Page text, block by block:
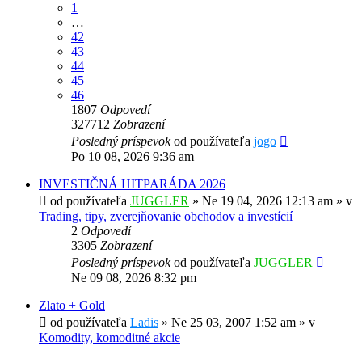
1
…
42
43
44
45
46
1807 Odpovedí
327712 Zobrazení
Posledný príspevokod používateľa jogo
Po 10 08, 2026 9:36 am
INVESTIČNÁ HITPARÁDA 2026
od používateľa JUGGLER » Ne 19 04, 2026 12:13 am » v
Trading, tipy, zverejňovanie obchodov a investícií
2 Odpovedí
3305 Zobrazení
Posledný príspevokod používateľa JUGGLER
Ne 09 08, 2026 8:32 pm
Zlato + Gold
od používateľa Ladis » Ne 25 03, 2007 1:52 am » v
Komodity, komoditné akcie